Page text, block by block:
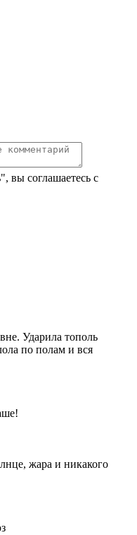
вы соглашаетесь с
Ударила тополь
по полам и вся
жара и никакого